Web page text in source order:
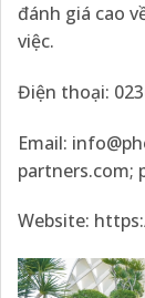
đánh giá cao
việc.
Điện thoại:
Email:
partners.com;
Website: